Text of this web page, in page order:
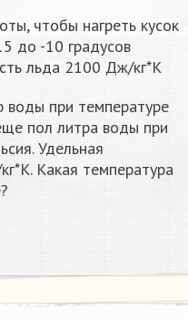
чтобы нагреть кусок
до -10 градусов
льда 2100 Дж/кг*К
при температуре
пол литра воды при
Удельная
Какая температура